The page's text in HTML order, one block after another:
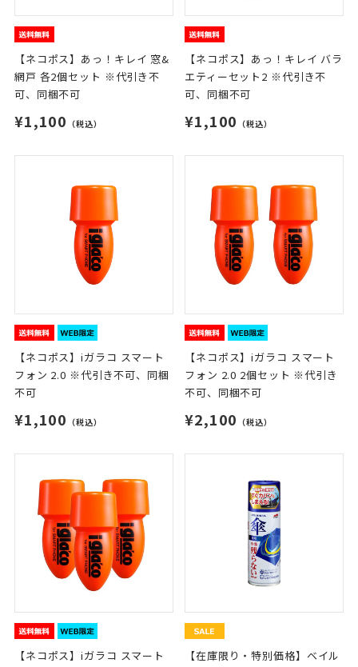
【ネコポス】あっ！キレイ 窓&
網戸 各2個セット ※代引き不
可、同梱不可
¥1,100 （税込）
【ネコポス】あっ！キレイ バラ
エティーセット2 ※代引き不
可、同梱不可
¥1,100 （税込）
【ネコポス】iガラコ スマート
フォン 2.0 ※代引き不可、同梱
不可
¥1,100 （税込）
【ネコポス】iガラコ スマート
フォン 2.0 2個セット ※代引き
不可、同梱不可
¥2,100 （税込）
【ネコポス】iガラコ スマート
【在庫限り・特別価格】ベイル